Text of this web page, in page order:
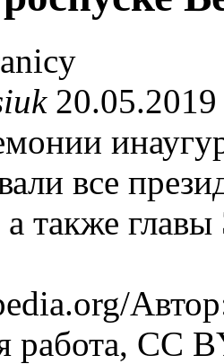
20.05.2019
все
также
работа, CC